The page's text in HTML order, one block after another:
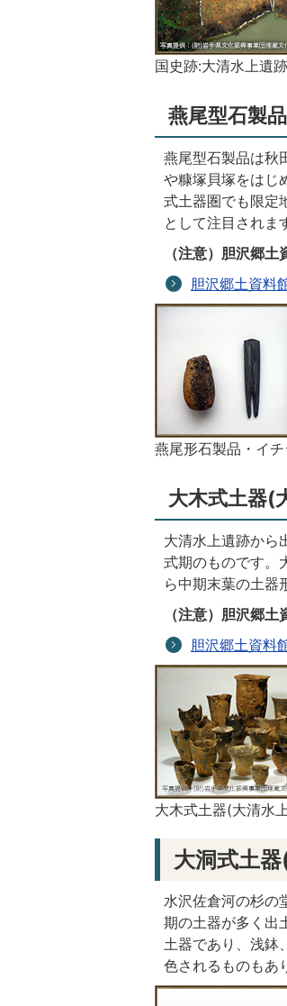
国史跡:大清水上遺
燕尾型石製
燕尾型石製品は秋
や糠塚貝塚をはじ
式土器圏でも限定
として注目されま
（注意）胆沢郷土
胆沢郷土資料
燕尾形石製品・イ
大木式土器(
大清水上遺跡から
式期のものです。
ら中期末葉の土器
（注意）胆沢郷
胆沢郷土資料
大木式土器(大清水
大洞式土
水沢佐倉河の杉の
期の土器が多く出
土器であり、浅鉢
色されるものもあ